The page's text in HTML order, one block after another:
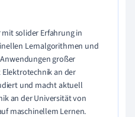
mit solider Erfahrung in
Lernalgorithmen und
großer
Elektrotechnik an der
und macht aktuell
an der Universität von
maschinellem Lernen.